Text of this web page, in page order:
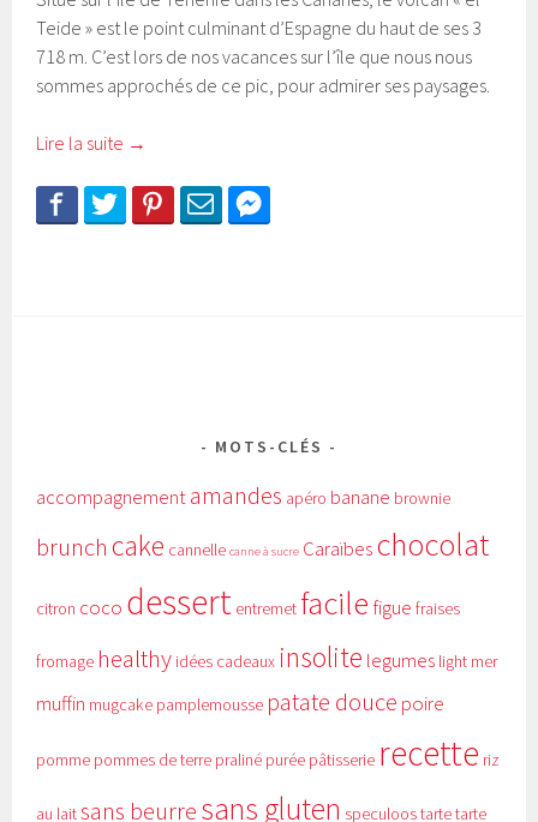
Teide » est le point culminant d’Espagne du haut de ses 3
718 m. C’est lors de nos vacances sur l’île que nous nous
sommes approchés de ce pic, pour admirer ses paysages.
Lire la suite →
MOTS-CLÉS
accompagnementamandes apéro banane brownie
brunch cake cannelle canne à sucre Caraïbeschocolat
citron coco dessert entremet facile figue fraises
fromage healthy idées cadeaux insolite legumes light mer
muffin mugcake pamplemousse patate douce poire
pomme pommes de terre praliné purée pâtisserie recette riz
au laitsans beurresans gluten speculoostartetarte